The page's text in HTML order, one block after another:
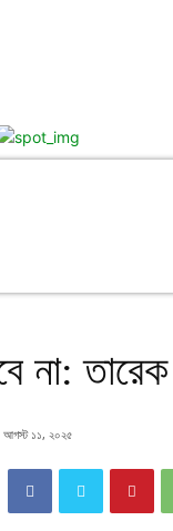
না:
আগস্ট ১১, ২০২৫